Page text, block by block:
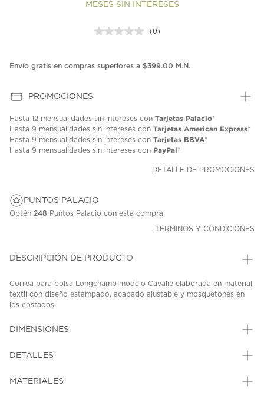
MESES SIN INTERESES
Sin
en
(0)
Envío gratis en compras superiores a $399.00 M.N.
PROMOCIONES
Hasta 12 mensualidades sin intereses con Tarjetas Palacio*
Hasta 9 mensualidades sin intereses con Tarjetas American Express*
Hasta 9 mensualidades sin intereses con Tarjetas BBVA*
Hasta 9 mensualidades sin intereses con PayPal*
DETALLE DE PROMOCIONES
PUNTOS PALACIO
Obtén 248 Puntos Palacio con esta compra.
TÉRMINOS Y CONDICIONES
DESCRIPCIÓN DE PRODUCTO
Correa para bolsa Longchamp modelo Cavalie elaborada en material
textil con diseño estampado, acabado ajustable y mosquetones en
los costados.
DIMENSIONES
DETALLES
MATERIALES